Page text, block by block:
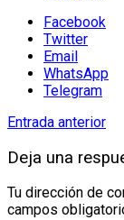
Facebook
Twitter
Email
WhatsApp
Telegram
Entrada anterior
Deja una
Tu dirección de
campos